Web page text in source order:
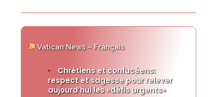
Vatican News – Français
Chrétiens et confucéens:
respect et sagesse pour relever
aujourd’hui les «défis urgents»